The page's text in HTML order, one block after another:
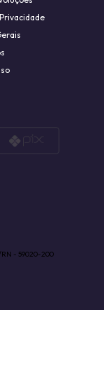
RN - 59020-200